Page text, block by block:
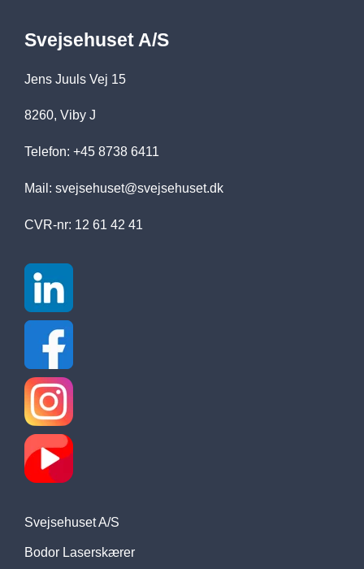
Svejsehuset A/S
Jens Juuls Vej 15
8260, Viby J
Telefon: +45 8738 6411
Mail: svejsehuset@svejsehuset.dk
CVR-nr: 12 61 42 41
Svejsehuset A/S
Bodor Laserskærer